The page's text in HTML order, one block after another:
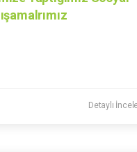
Detaylı